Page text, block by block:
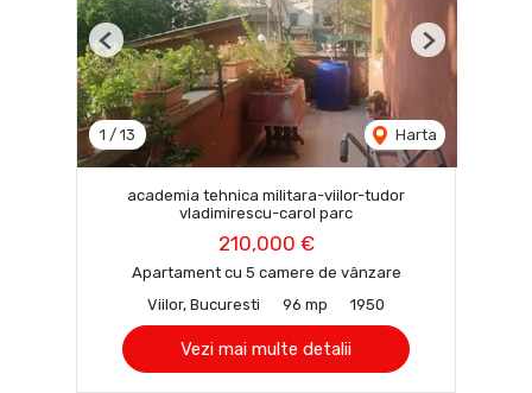
1 / 13 Harta
Previous Next
academia tehnica militara-viilor-tudor
vladimirescu-carol parc
210,000 €
Apartament cu 5 camere de vânzare
Viilor, Bucuresti
96 mp 1950
Vezi mai multe detalii